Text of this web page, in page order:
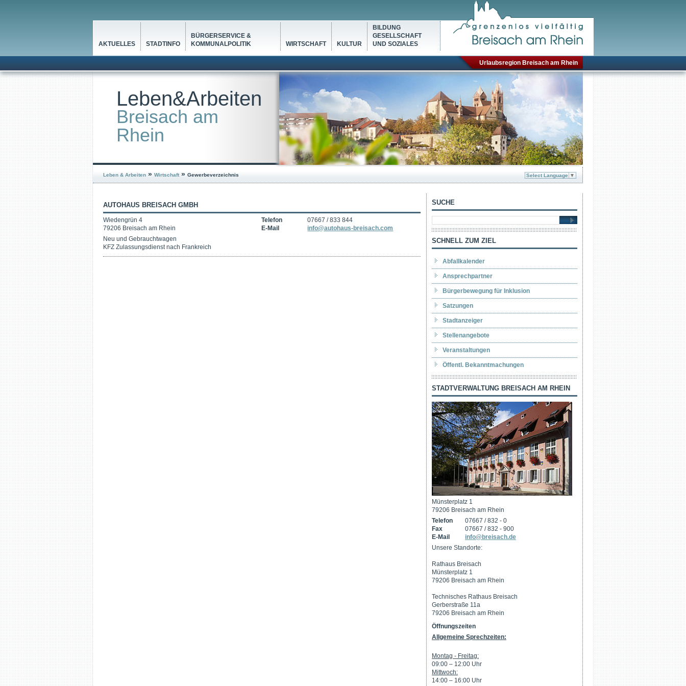
AKTUELLES STADTINFO
BÜRGERSERVICE &
KOMMUNALPOLITIK
WIRTSCHAFT KULTUR
BILDUNG
GESELLSCHAFT
UND SOZIALES
Urlaubsregion Breisach am Rhein
Leben&Arbeiten
Breisach am
Rhein
Leben & Arbeiten » Wirtschaft» Gewerbeverzeichnis Select Language ▼
AUTOHAUS BREISACH GMBH
Wiedengrün 4
79206 Breisach am Rhein
Telefon
07667 / 833 844
E-Mail
info@autohaus-breisach.com
Neu und Gebrauchtwagen
KFZ Zulassungsdienst nach Frankreich
SUCHE
SCHNELL ZUM ZIEL
Abfallkalender
Ansprechpartner
Bürgerbewegung für Inklusion
Satzungen
Stadtanzeiger
Stellenangebote
Veranstaltungen
Öffentl. Bekanntmachungen
STADTVERWALTUNG BREISACH AM RHEIN
Münsterplatz 1
79206 Breisach am Rhein
Telefon
07667 / 832 - 0
Fax
07667 / 832 - 900
E-Mail
info@breisach.de
Unsere Standorte:
Rathaus Breisach
Münsterplatz 1
79206 Breisach am Rhein
Technisches Rathaus Breisach
Gerberstraße 11a
79206 Breisach am Rhein
Öffnungszeiten
Allgemeine Sprechzeiten:
Montag - Freitag:
09:00 – 12:00 Uhr
Mittwoch:
14:00 – 16:00 Uhr